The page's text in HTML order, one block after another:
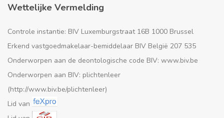
Wettelijke Vermelding
Controle instantie: BIV Luxemburgstraat 16B 1000 Brussel
Erkend vastgoedmakelaar-bemiddelaar BIV België 207 535
Onderworpen aan de deontologische code BIV: www.biv.be
Onderworpen aan BIV: plichtenleer
(http://www.biv.be/plichtenleer)
Lid van